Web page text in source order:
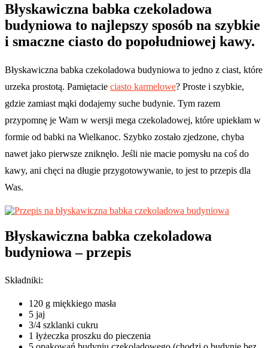
Błyskawiczna babka czekoladowa
budyniowa to najlepszy sposób na szybkie
i smaczne ciasto do popołudniowej kawy.
Błyskawiczna babka czekoladowa budyniowa to jedno z ciast, które
urzeka prostotą. Pamiętacie ciasto karmelowe? Proste i szybkie,
gdzie zamiast mąki dodajemy suche budynie. Tym razem
przypomnę je Wam w wersji mega czekoladowej, które upiekłam w
formie od babki na Wielkanoc. Szybko zostało zjedzone, chyba
nawet jako pierwsze zniknęło. Jeśli nie macie pomysłu na coś do
kawy, ani chęci na długie przygotowywanie, to jest to przepis dla
Was.
Błyskawiczna babka czekoladowa
budyniowa – przepis
Składniki:
120 g miękkiego masła
5 jaj
3/4 szklanki cukru
1 łyżeczka proszku do pieczenia